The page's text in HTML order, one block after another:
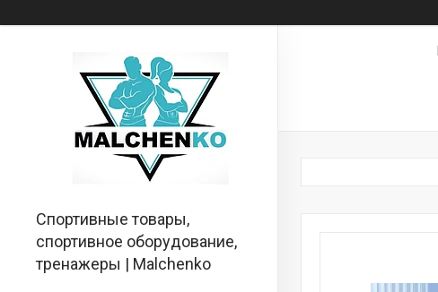
Спортивные товары,
спортивное оборудование,
тренажеры | Malchenko